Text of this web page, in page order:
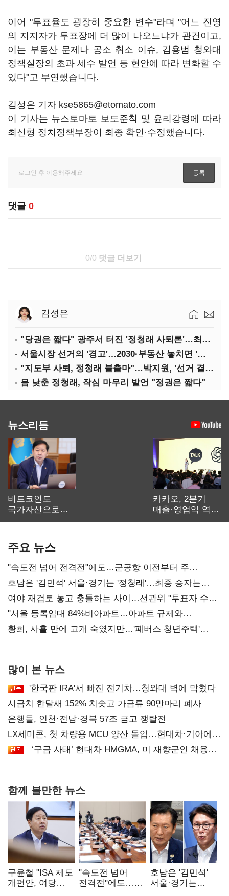
이어 "투표율도 굉장히 중요한 변수"라며 "어느 진영
의 지지자가 투표장에 더 많이 나오느냐가 관건이고,
이는 부동산 문제나 공소 취소 이슈, 김용범 청와대
정책실장의 초과 세수 발언 등 현안에 따라 변화할 수
있다"고 부연했습니다.
김성은 기자 kse5865@etomato.com
이 기사는 뉴스토마토 보도준칙 및 윤리강령에 따라
최신형 정치정책부장이 최종 확인·수정했습니다.
댓글 0
0/0 댓글 더보기
김성은
"당권은 짧다" 광주서 터진 '정청래 사퇴론'…최고위 '아수라장'
서울시장 선거의 '경고'…2030·부동산 놓치면 '총선도 대선도' 패배
"지도부 사퇴, 정청래 불출마"…박지원, '선거 결과 책임' 강조
몸 낮춘 정청래, 작심 마무리 발언 "정권은 짧다"
뉴스리듬
비트코인도
국가자산으로…'
카카오, 2분기
매출·영업익 역대
주요 뉴스
"속도전 넘어 전격전"에도…군공항 이전부터 주
52시간까지 '뇌관'
호남은 '김민석' 서울·경기는 '정청래'…최종 승자는
'안갯속'
여야 재검토 놓고 충돌하는 사이…선관위 "투표자 수
오차 당연"
"서울 등록임대 84%비아파트…아파트 규제와
달리해야"
황희, 사흘 만에 고개 숙였지만…'폐버스 청년주택'
많이 본 뉴스
'한국판 IRA'서 빠진 전기차…청와대 벽에 막혔다
시금치 한달새 152% 치솟고 가금류 90만마리 폐사
은행들, 인천·전남·경북 57조 금고 쟁탈전
LX세미콘, 첫 차량용 MCU 양산 돌입…현대차·기아에
공급
‘구금 사태’ 현대차 HMGMA, 미 재향군인 채용
함께 볼만한 뉴스
구윤철 "ISA 제도
개편안, 여당
"속도전 넘어
전격전"에도…
호남은 '김민석'
서울·경기는